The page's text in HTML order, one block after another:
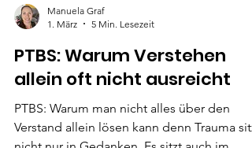
1. März
5 Min. Lesezeit
PTBS: Warum Verstehen
allein oft nicht ausreicht
PTBS: Warum man nicht alles über den